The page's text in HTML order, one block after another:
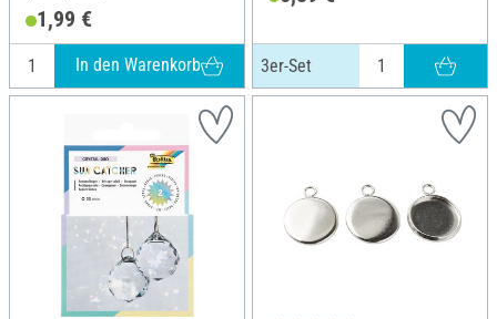
1,99 €
In den Warenkorb 3er-Set